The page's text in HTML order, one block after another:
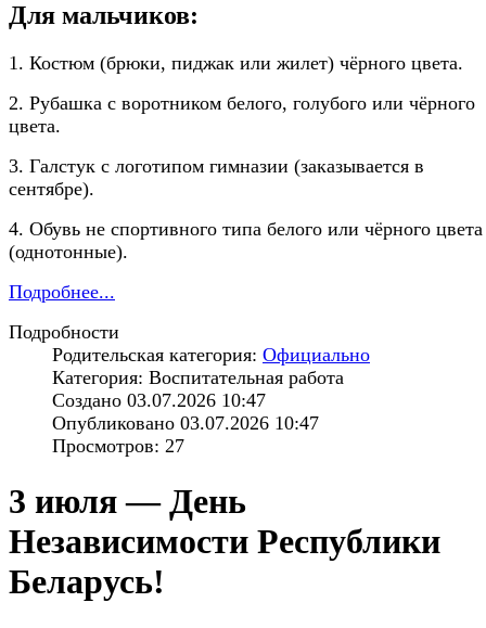
Для мальчиков:
1. Костюм (брюки, пиджак или жилет) чёрного цвета.
2. Рубашка с воротником белого, голубого или чёрного
цвета.
3. Галстук с логотипом гимназии (заказывается в
сентябре).
4. Обувь не спортивного типа белого или чёрного цвета
(однотонные).
Подробнее...
Подробности
Родительская категория: Официально
Категория: Воспитательная работа
Создано 03.07.2026 10:47
Опубликовано 03.07.2026 10:47
Просмотров: 27
3 июля — День
Независимости Республики
Беларусь!